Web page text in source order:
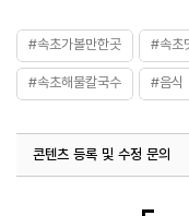
#속초가볼만한곳 #속초
#속초해물칼국수 #음식
콘텐츠 등록 및 수정 문의